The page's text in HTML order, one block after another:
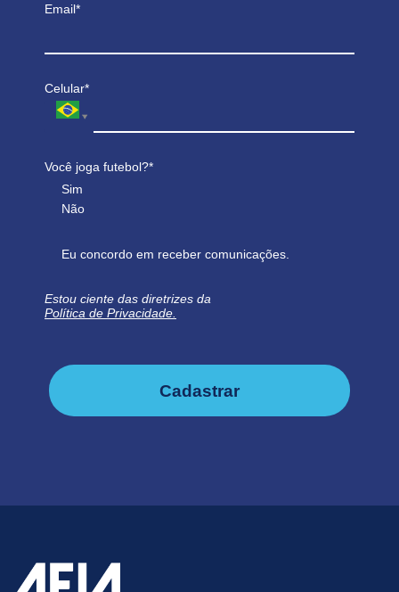
Email*
Celular*
Você joga futebol?*
Sim
Não
Eu concordo em receber comunicações.
Estou ciente das diretrizes da
Política de Privacidade.
Cadastrar